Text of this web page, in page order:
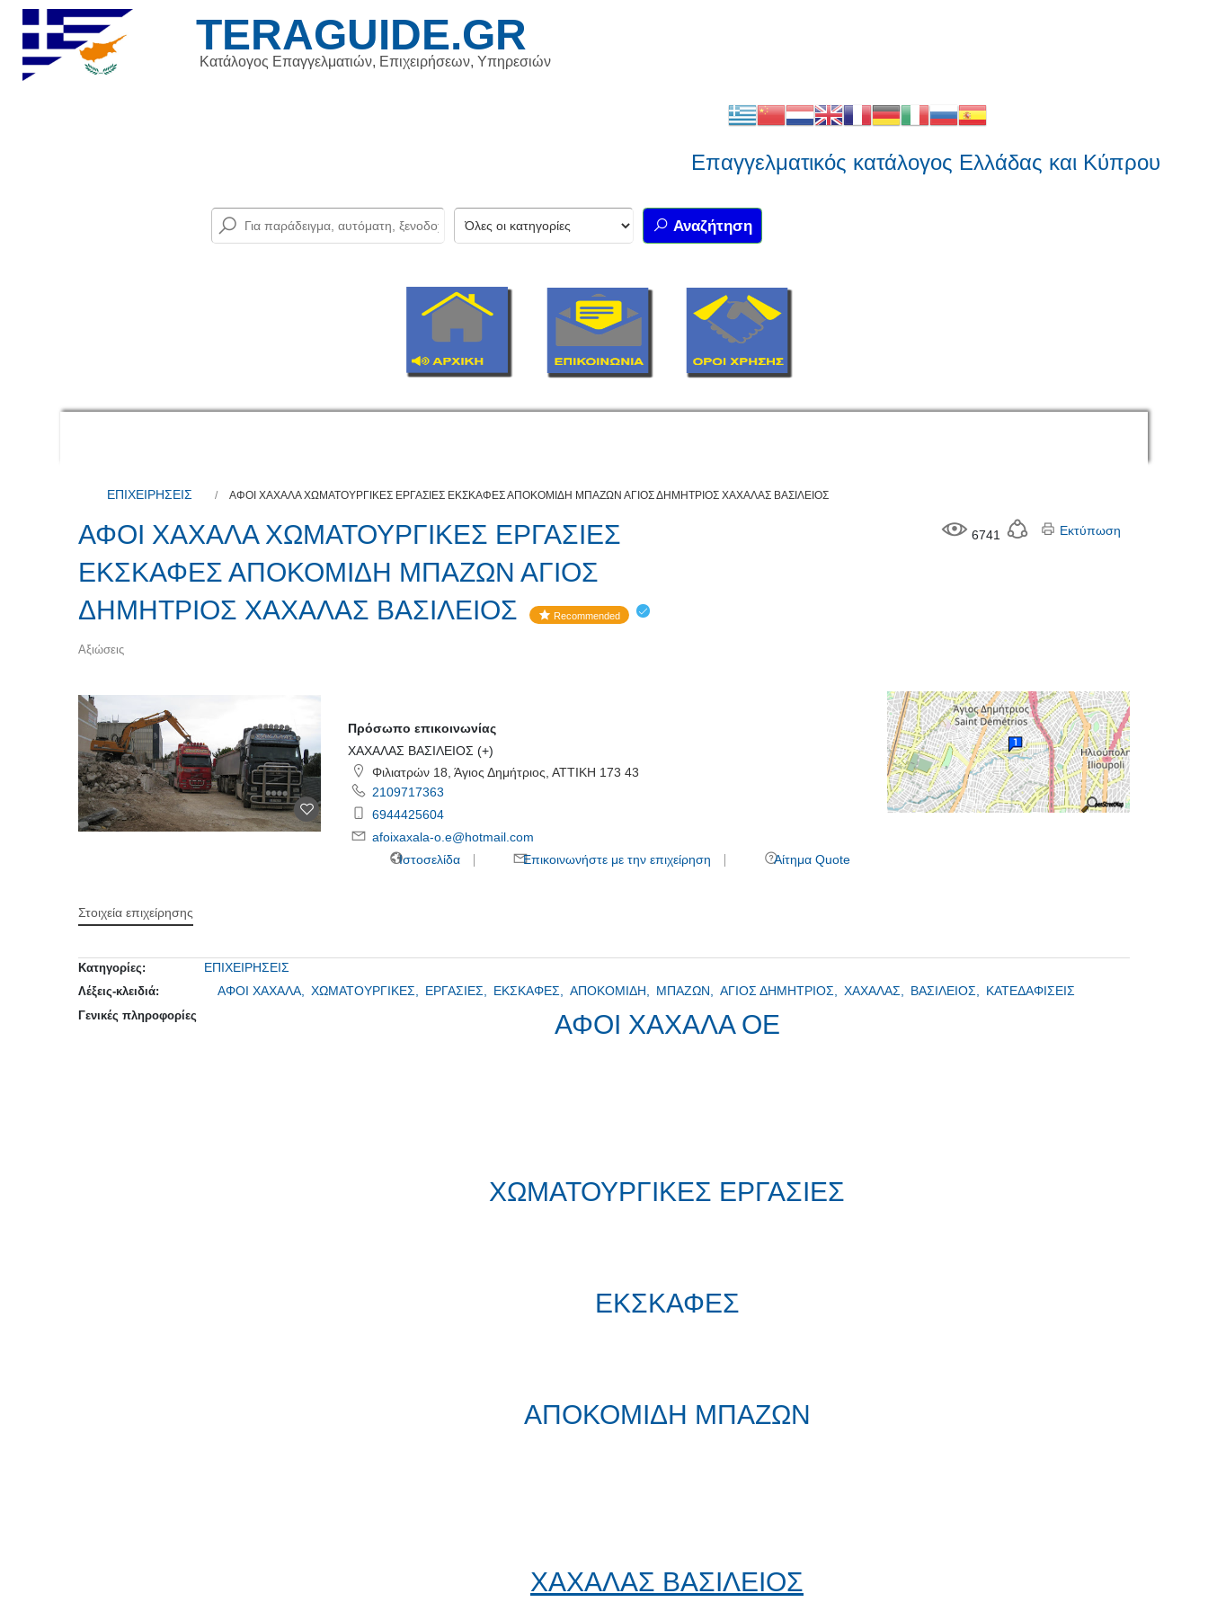
Κατάλογος Επαγγελματιών, Επιχειρήσεων, Υπηρεσιών
TERAGUIDE.GR
Επαγγελματικός κατάλογος Ελλάδας και Κύπρου
Αναζήτηση
ΕΠΙΧΕΙΡΗΣΕΙΣ ΑΦΟΙ ΧΑΧΑΛΑ ΧΩΜΑΤΟΥΡΓΙΚΕΣ ΕΡΓΑΣΙΕΣ ΕΚΣΚΑΦΕΣ ΑΠΟΚΟΜΙΔΗ ΜΠΑΖΩΝ ΑΓΙΟΣ ΔΗΜΗΤΡΙΟΣ ΧΑΧΑΛΑΣ ΒΑΣΙΛΕΙΟΣ
ΑΦΟΙ ΧΑΧΑΛΑ ΧΩΜΑΤΟΥΡΓΙΚΕΣ ΕΡΓΑΣΙΕΣ
ΕΚΣΚΑΦΕΣ ΑΠΟΚΟΜΙΔΗ ΜΠΑΖΩΝ ΑΓΙΟΣ
ΔΗΜΗΤΡΙΟΣ ΧΑΧΑΛΑΣ ΒΑΣΙΛΕΙΟΣ
Recommended
Αξιώσεις
6741 Εκτύπωση
Πρόσωπο επικοινωνίας
ΧΑΧΑΛΑΣ ΒΑΣΙΛΕΙΟΣ (+)
Φιλιατρών 18, Άγιος Δημήτριος, ΑΤΤΙΚΗ 173 43
2109717363
6944425604
afoixaxala-o.e@hotmail.com
Ιστοσελίδα
Επικοινωνήστε με την επιχείρηση Αίτημα Quote
Στοιχεία επιχείρησης
Κατηγορίες: ΕΠΙΧΕΙΡΗΣΕΙΣ
Λέξεις-κλειδιά: ΑΦΟΙ ΧΑΧΑΛΑ, ΧΩΜΑΤΟΥΡΓΙΚΕΣ, ΕΡΓΑΣΙΕΣ, ΕΚΣΚΑΦΕΣ, ΑΠΟΚΟΜΙΔΗ, ΜΠΑΖΩΝ, ΑΓΙΟΣ ΔΗΜΗΤΡΙΟΣ, ΧΑΧΑΛΑΣ, ΒΑΣΙΛΕΙΟΣ, ΚΑΤΕΔΑΦΙΣΕΙΣ
Γενικές πληροφορίες ΑΦΟΙ ΧΑΧΑΛΑ ΟΕ
ΧΩΜΑΤΟΥΡΓΙΚΕΣ ΕΡΓΑΣΙΕΣ
ΕΚΣΚΑΦΕΣ
ΑΠΟΚΟΜΙΔΗ ΜΠΑΖΩΝ
ΧΑΧΑΛΑΣ ΒΑΣΙΛΕΙΟΣ